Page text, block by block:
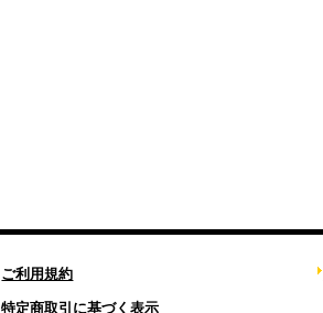
ご利用規約
特定商取引に基づく表示